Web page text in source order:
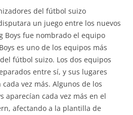
del fútbol suizo
un juego entre los nuevos
Boys fue nombrado el equipo
es uno de los equipos más
fútbol suizo. Los dos equipos
entre sí, y sus lugares
vez más. Algunos de los
aparecían cada vez más en el
afectando a la plantilla de